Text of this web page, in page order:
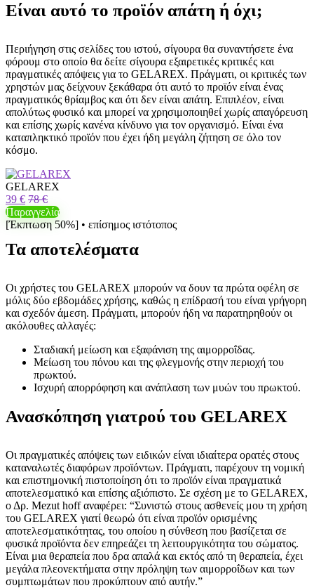
Είναι αυτό το προϊόν απάτη ή όχι;
Περιήγηση στις σελίδες του ιστού, σίγουρα θα συναντήσετε ένα
φόρουμ στο οποίο θα δείτε σίγουρα εξαιρετικές κριτικές και
πραγματικές απόψεις για το GELAREX. Πράγματι, οι κριτικές των
χρηστών μας δείχνουν ξεκάθαρα ότι αυτό το προϊόν είναι ένας
πραγματικός θρίαμβος και ότι δεν είναι απάτη. Επιπλέον, είναι
απολύτως φυσικό και μπορεί να χρησιμοποιηθεί χωρίς απαγόρευση
και επίσης χωρίς κανένα κίνδυνο για τον οργανισμό. Είναι ένα
καταπληκτικό προϊόν που έχει ήδη μεγάλη ζήτηση σε όλο τον
κόσμο.
GELAREX
39 € 78 €
Παραγγελία
[Έκπτωση 50%] • επίσημος ιστότοπος
Τα αποτελέσματα
Οι χρήστες του GELAREX μπορούν να δουν τα πρώτα οφέλη σε
μόλις δύο εβδομάδες χρήσης, καθώς η επίδρασή του είναι γρήγορη
και σχεδόν άμεση. Πράγματι, μπορούν ήδη να παρατηρηθούν οι
ακόλουθες αλλαγές:
Σταδιακή μείωση και εξαφάνιση της αιμορροΐδας.
Μείωση του πόνου και της φλεγμονής στην περιοχή του
πρωκτού.
Ισχυρή απορρόφηση και ανάπλαση των μυών του πρωκτού.
Ανασκόπηση γιατρού του GELAREX
Οι πραγματικές απόψεις των ειδικών είναι ιδιαίτερα ορατές στους
καταναλωτές διαφόρων προϊόντων. Πράγματι, παρέχουν τη νομική
και επιστημονική πιστοποίηση ότι το προϊόν είναι πραγματικά
αποτελεσματικό και επίσης αξιόπιστο. Σε σχέση με το GELAREX,
ο Δρ. Mezut hoff αναφέρει: “Συνιστώ στους ασθενείς μου τη χρήση
του GELAREX γιατί θεωρώ ότι είναι προϊόν ορισμένης
αποτελεσματικότητας, του οποίου η σύνθεση που βασίζεται σε
φυσικά προϊόντα δεν επηρεάζει τη λειτουργικότητα του σώματος.
Είναι μια θεραπεία που δρα απαλά και εκτός από τη θεραπεία, έχει
μεγάλα πλεονεκτήματα στην πρόληψη των αιμορροΐδων και των
συμπτωμάτων που προκύπτουν από αυτήν.”